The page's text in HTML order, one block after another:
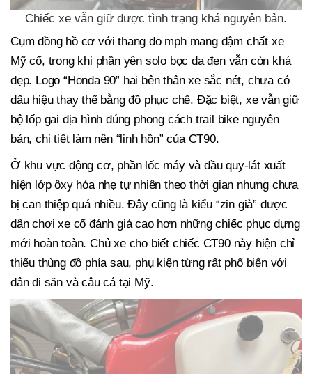
Chiếc xe vẫn giữ được tình trạng khá nguyên bản.
Cụm đồng hồ cơ với thang đo mph mang đậm chất xe
Mỹ cổ, trong khi phần yên solo bọc da đen vẫn còn khá
đẹp. Logo “Honda 90” hai bên thân xe sắc nét, chưa có
dấu hiệu thay thế bằng đồ phục chế. Đặc biệt, xe vẫn giữ
bộ lốp gai địa hình đúng phong cách trail bike nguyên
bản, chi tiết làm nên “linh hồn” của CT90.
Ở khu vực động cơ, phần lốc máy và đầu quy-lát xuất
hiện lớp ôxy hóa nhẹ tự nhiên theo thời gian nhưng chưa
bị can thiệp quá nhiều. Đây cũng là kiểu “zin già” được
dân chơi xe cổ đánh giá cao hơn những chiếc phục dựng
mới hoàn toàn. Chủ xe cho biết chiếc CT90 này hiện chỉ
thiếu thùng đồ phía sau, phụ kiện từng rất phổ biến với
dân đi săn và câu cá tại Mỹ.